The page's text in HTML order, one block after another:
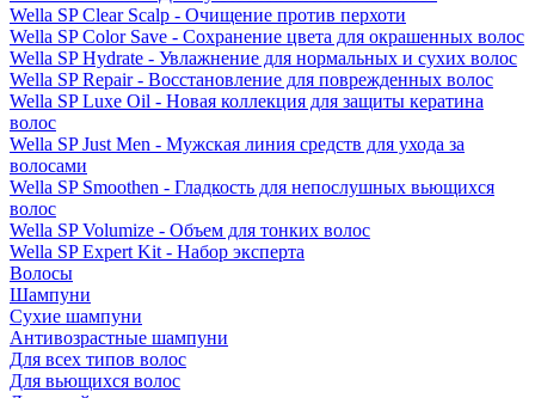
Wella SP Clear Scalp - Очищение против перхоти
Wella SP Color Save - Сохранение цвета для окрашенных волос
Wella SP Hydrate - Увлажнение для нормальных и сухих волос
Wella SP Repair - Восстановление для поврежденных волос
Wella SP Luxe Oil - Новая коллекция для защиты кератина
волос
Wella SP Just Men - Мужская линия средств для ухода за
волосами
Wella SP Smoothen - Гладкость для непослушных вьющихся
волос
Wella SP Volumize - Объем для тонких волос
Wella SP Expert Kit - Набор эксперта
Волосы
Шампуни
Сухие шампуни
Антивозрастные шампуни
Для всех типов волос
Для вьющихся волос